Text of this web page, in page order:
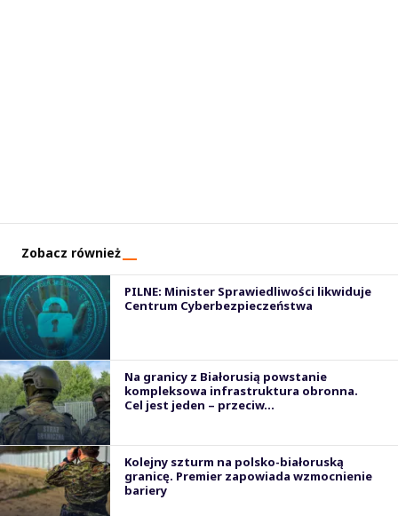
Zobacz również
PILNE: Minister Sprawiedliwości likwiduje
Centrum Cyberbezpieczeństwa
Na granicy z Białorusią powstanie
kompleksowa infrastruktura obronna.
Cel jest jeden – przeciw...
Kolejny szturm na polsko-białoruską
granicę. Premier zapowiada wzmocnienie
bariery